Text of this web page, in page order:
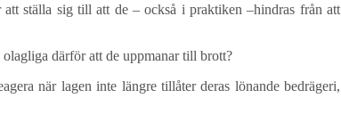
ställa sig till att de – också i praktiken –hindras från att
därför att de uppmanar till brott?
när lagen inte längre tillåter deras lönande bedrägeri,